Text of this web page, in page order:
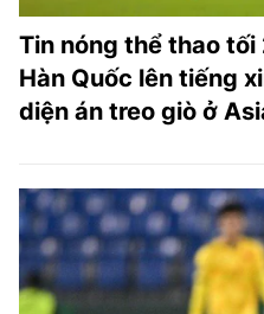
Tin nóng thể thao tối
Hàn Quốc lên tiếng
diện án treo giò ở